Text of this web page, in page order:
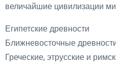
величайшие цивилизации
Египетские древности
Ближневосточные
Греческие, этрусские и